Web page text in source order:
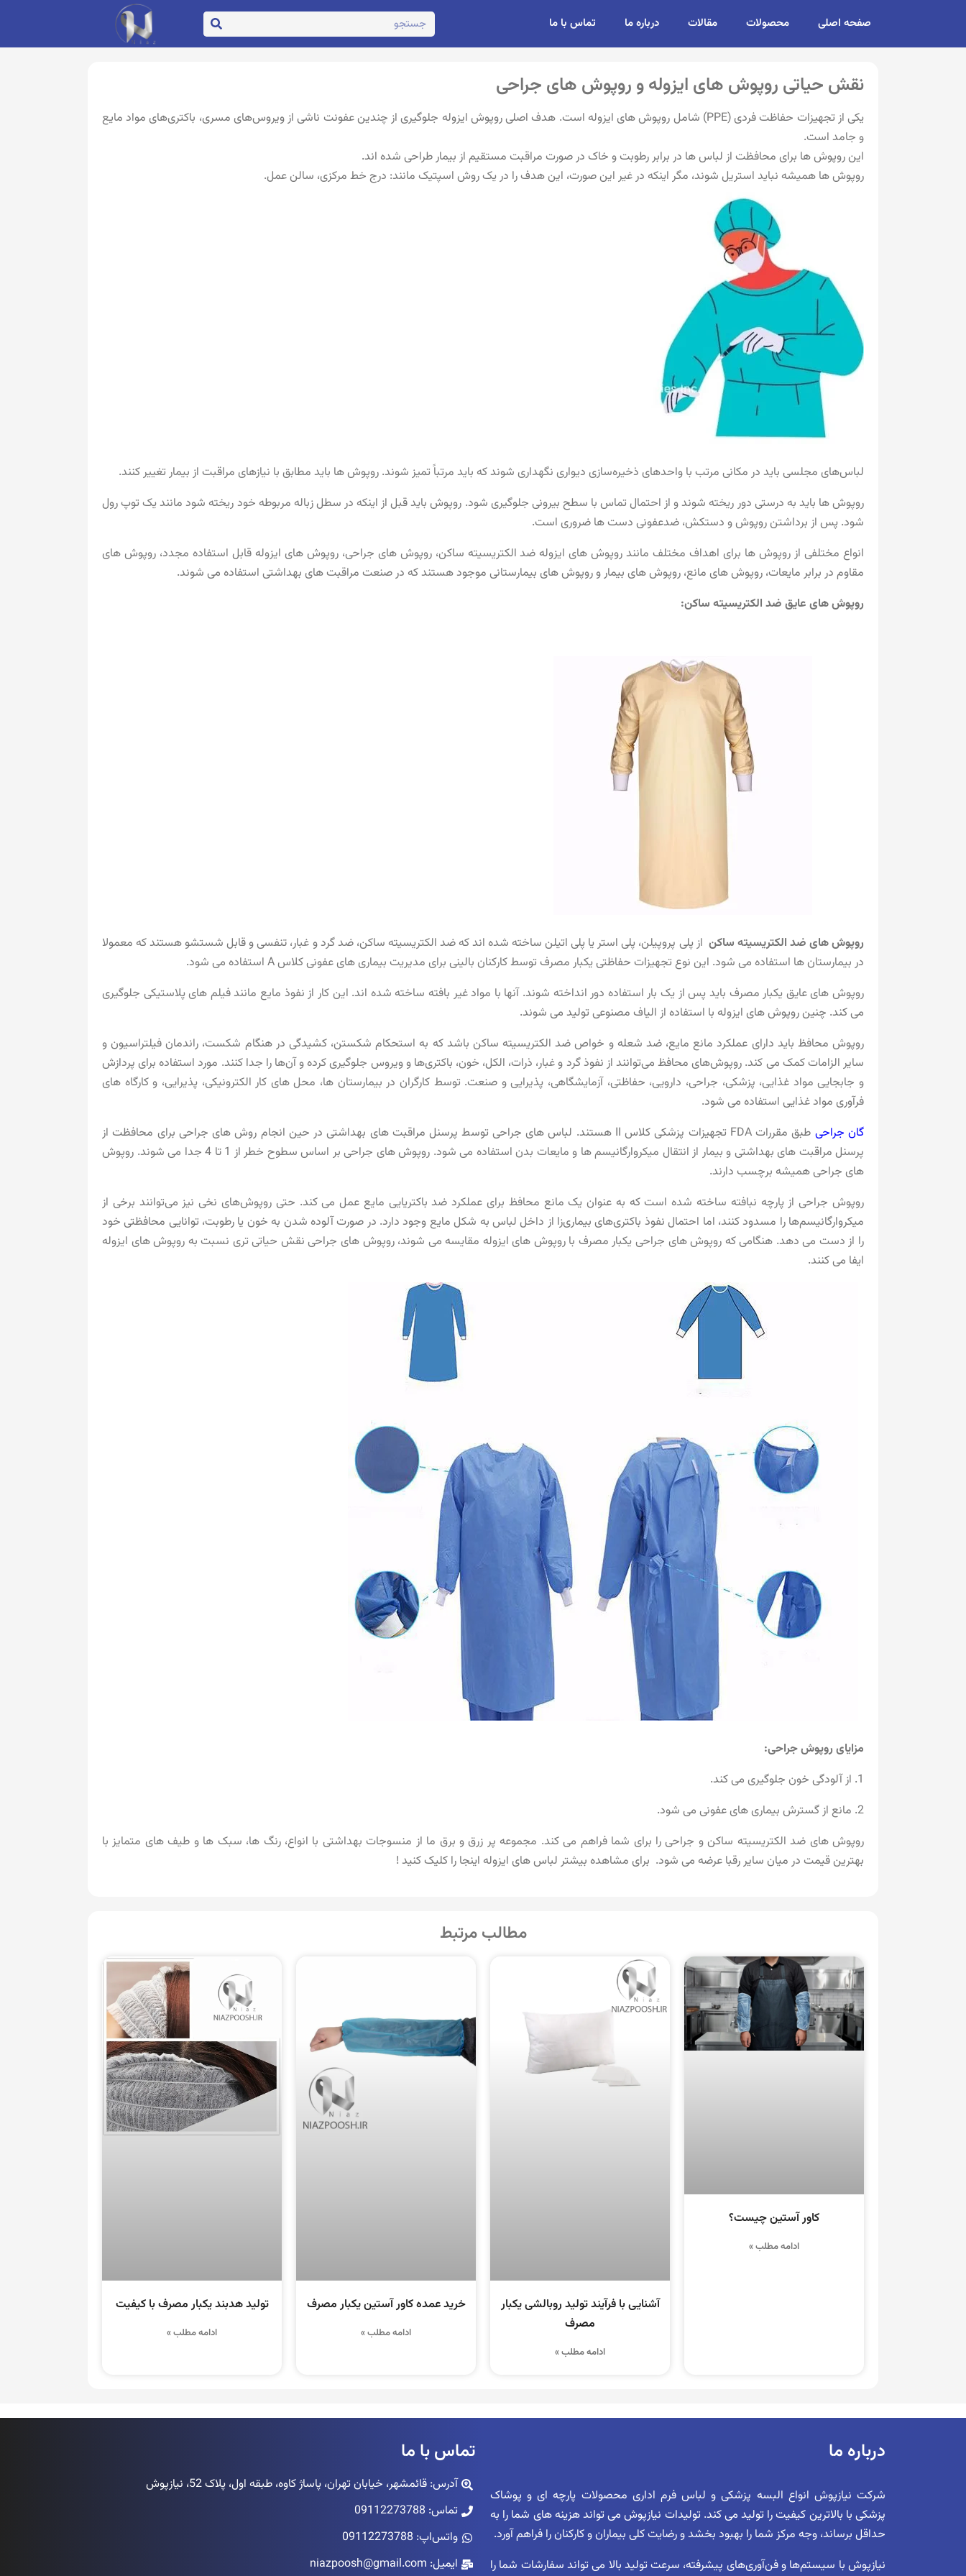
صفحه اصلی محصولات مقالات درباره ما تماس با ما
نقش حیاتی روپوش های ایزوله و روپوش های جراحی
یکی از تجهیزات حفاظت فردی (PPE) شامل روپوش های ایزوله است. هدف اصلی روپوش ایزوله جلوگیری از چندین عفونت ناشی از ویروس‌های مسری، باکتری‌های مواد مایع
و جامد است.
این روپوش ها برای محافظت از لباس ها در برابر رطوبت و خاک در صورت مراقبت مستقیم از بیمار طراحی شده اند.
روپوش ها همیشه نباید استریل شوند، مگر اینکه در غیر این صورت، این هدف را در یک روش اسپتیک مانند: درج خط مرکزی، سالن عمل.
لباس‌های مجلسی باید در مکانی مرتب با واحدهای ذخیره‌سازی دیواری نگهداری شوند که باید مرتباً تمیز شوند. روپوش ها باید مطابق با نیازهای مراقبت از بیمار تغییر کنند.
روپوش ها باید به درستی دور ریخته شوند و از احتمال تماس با سطح بیرونی جلوگیری شود. روپوش باید قبل از اینکه در سطل زباله مربوطه خود ریخته شود مانند یک توپ رول
شود. پس از برداشتن روپوش و دستکش، ضدعفونی دست ها ضروری است.
انواع مختلفی از روپوش ها برای اهداف مختلف مانند روپوش های ایزوله ضد الکتریسیته ساکن، روپوش های جراحی، روپوش های ایزوله قابل استفاده مجدد، روپوش های
مقاوم در برابر مایعات، روپوش های مانع، روپوش های بیمار و روپوش های بیمارستانی موجود هستند که در صنعت مراقبت های بهداشتی استفاده می شوند.
روپوش های عایق ضد الکتریسیته ساکن:
روپوش های ضد الکتریسیته ساکن از پلی پروپیلن، پلی استر یا پلی اتیلن ساخته شده اند که ضد الکتریسیته ساکن، ضد گرد و غبار، تنفسی و قابل شستشو هستند که معمولا
در بیمارستان ها استفاده می شود. این نوع تجهیزات حفاظتی یکبار مصرف توسط کارکنان بالینی برای مدیریت بیماری های عفونی کلاس A استفاده می شود.
روپوش های عایق یکبار مصرف باید پس از یک بار استفاده دور انداخته شوند. آنها با مواد غیر بافته ساخته شده اند. این کار از نفوذ مایع مانند فیلم های پلاستیکی جلوگیری
می کند. چنین روپوش های ایزوله با استفاده از الیاف مصنوعی تولید می شوند.
روپوش محافظ باید دارای عملکرد مانع مایع، ضد شعله و خواص ضد الکتریسیته ساکن باشد که به استحکام شکستن، کشیدگی در هنگام شکست، راندمان فیلتراسیون و
سایر الزامات کمک می کند. روپوش‌های محافظ می‌توانند از نفوذ گرد و غبار، ذرات، الکل، خون، باکتری‌ها و ویروس جلوگیری کرده و آن‌ها را جدا کنند. مورد استفاده برای پردازش
و جابجایی مواد غذایی، پزشکی، جراحی، دارویی، حفاظتی، آزمایشگاهی، پذیرایی و صنعت. توسط کارگران در بیمارستان ها، محل های کار الکترونیکی، پذیرایی، و کارگاه های
فرآوری مواد غذایی استفاده می شود.
گان جراحی
طبق مقررات FDA تجهیزات پزشکی کلاس II هستند. لباس های جراحی توسط پرسنل مراقبت های بهداشتی در حین انجام روش های جراحی برای محافظت از
پرسنل مراقبت های بهداشتی و بیمار از انتقال میکروارگانیسم ها و مایعات بدن استفاده می شود. روپوش های جراحی بر اساس سطوح خطر از 1 تا 4 جدا می شوند. روپوش
های جراحی همیشه برچسب دارند.
روپوش جراحی از پارچه نبافته ساخته شده است که به عنوان یک مانع محافظ برای عملکرد ضد باکتریایی مایع عمل می کند. حتی روپوش‌های نخی نیز می‌توانند برخی از
میکروارگانیسم‌ها را مسدود کنند، اما احتمال نفوذ باکتری‌های بیماری‌زا از داخل لباس به شکل مایع وجود دارد. در صورت آلوده شدن به خون یا رطوبت، توانایی محافظتی خود
را از دست می دهد. هنگامی که روپوش های جراحی یکبار مصرف با روپوش های ایزوله مقایسه می شوند، روپوش های جراحی نقش حیاتی تری نسبت به روپوش های ایزوله
ایفا می کنند.
مزایای روپوش جراحی:
1. از آلودگی خون جلوگیری می کند.
2. مانع از گسترش بیماری های عفونی می شود.
روپوش های ضد الکتریسیته ساکن و جراحی را برای شما فراهم می کند. مجموعه پر زرق و برق ما از منسوجات بهداشتی با انواع، رنگ ها، سبک ها و طیف های متمایز با
بهترین قیمت در میان سایر رقبا عرضه می شود. برای مشاهده بیشتر لباس های ایزوله اینجا را کلیک کنید !
مطالب مرتبط
کاور آستین چیست؟
ادامه مطلب »
آشنایی با فرآیند تولید روبالشی یکبار
مصرف
ادامه مطلب »
خرید عمده کاور آستین یکبار مصرف
ادامه مطلب »
تولید هدبند یکبار مصرف با کیفیت
ادامه مطلب »
درباره ما
شرکت نیازپوش انواع البسه پزشکی و لباس فرم اداری محصولات پارچه ای و پوشاک
پزشکی با بالاترین کیفیت را تولید می کند. تولیدات نیازپوش می تواند هزینه های شما را به
حداقل برساند، وجه مرکز شما را بهبود بخشد و رضایت کلی بیماران و کارکنان را فراهم آورد.
نیازپوش با سیستم‌ها و فن‌آوری‌های پیشرفته، سرعت تولید بالا می تواند سفارشات شما را
تماس با ما
آدرس: قائمشهر، خیابان تهران، پاساژ کاوه، طبقه اول، پلاک 52، نیازپوش
تماس: 09112273788
واتس‌اپ: 09112273788
ایمیل: niazpoosh@gmail.com